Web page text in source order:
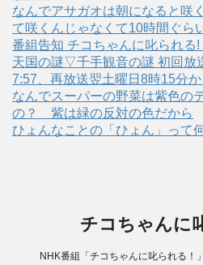
なんでアサガオは朝になると咲
て咲くんじゃなくて10時間ぐら
番組告知 チコちゃんに叱られ
天国の謎▽千手観音の謎 初回放
7:57、再放送翌土曜日8時15分か
なんでスーパーの野菜は紫色の
の？ 紫は緑の反対の色だから
ひょんなことの「ひょん」っ
チコちゃんに
NHK番組「チコちゃんに叱られる！